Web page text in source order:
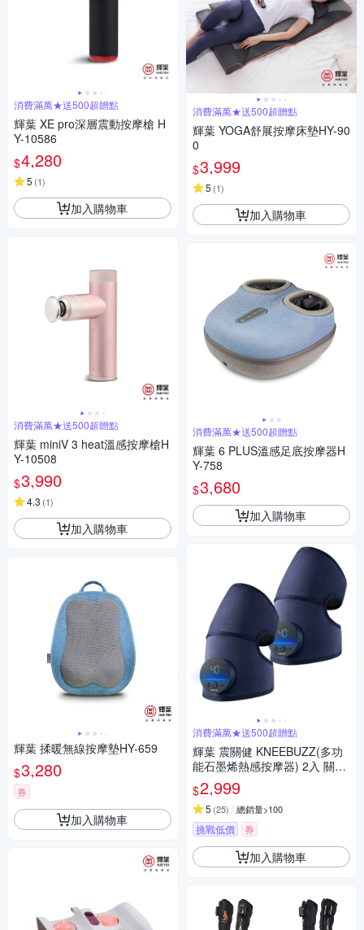
消費滿萬★送500超贈點
輝葉 XE pro深層震動按摩槍 H
Y-10586
$4,280
5 (1)
加入購物車
消費滿萬★送500超贈點
輝葉 miniV 3 heat溫感按摩槍H
Y-10508
$3,990
4.3 (1)
加入購物車
輝葉 揉暖無線按摩墊HY-659
$3,280
券
加入購物車
消費滿萬★送500超贈點
輝葉 YOGA舒展按摩床墊HY-90
0
$3,999
5 (1)
加入購物車
消費滿萬★送500超贈點
輝葉 6 PLUS溫感足底按摩器H
Y-758
$3,680
加入購物車
消費滿萬★送500超贈點
輝葉 震關健 KNEEBUZZ(多功
能石墨烯熱感按摩器) 2入 關節
按摩 膝蓋按摩 HY-762
$2,999
5 (25) 總銷量>100
挑戰低價 券
加入購物車